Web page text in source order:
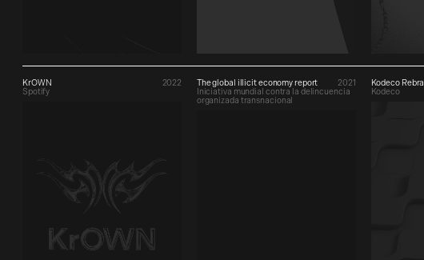
KrOWN
2022
Spotify
The global illicit economy report
2021
Iniciativa mundial contra la delincuencia
organizada transnacional
Kodeco
Kodeco